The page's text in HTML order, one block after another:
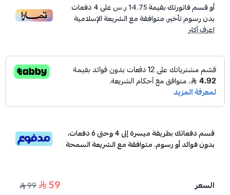
أو قسم فاتورتك بقيمة14.75 ر.س على4دفعات
بدون رسوم تأخير، متوافقة مع الشريعة الإسلامية
اعرف أكثر
قسم دفعاتك بطريقة ميسرة إلى 4 وحتى 6 دفعات،
بدون فوائد أو رسوم. متوافقة مع الشريعة السمحة
السعر 59
99